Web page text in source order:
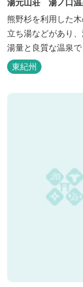
熊野杉を利用した
立ち湯などがあり
湯量と良質な温泉
などの宿泊施設も
楽しむ人も多いです
東紀州